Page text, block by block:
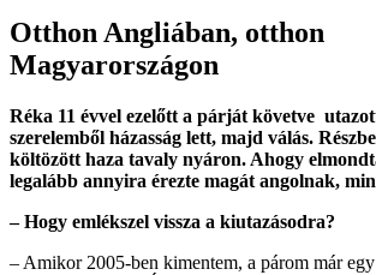
Otthon Angliában, otthon
Magyarországon
Réka 11 évvel ezelőtt a párját követve
szerelemből házasság lett, majd válás.
költözött haza tavaly nyáron. Ahogy
legalább annyira érezte magát angolnak,
– Hogy emlékszel vissza a kiutazásodra?
– Amikor 2005-ben kimentem, a párom már